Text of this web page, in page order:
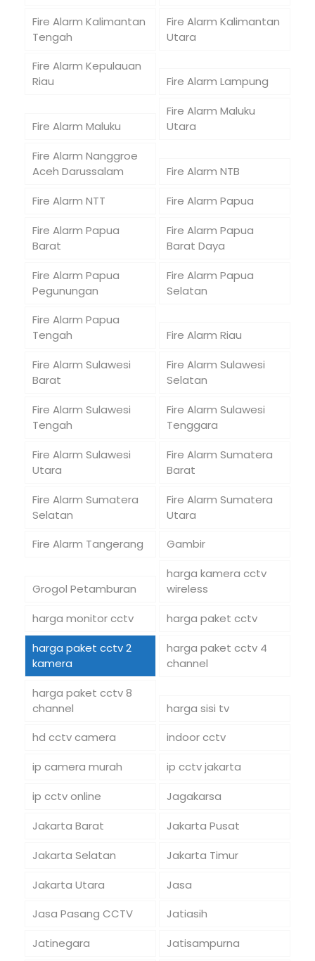
Fire Alarm Kalimantan
Tengah
Fire Alarm Kalimantan
Utara
Fire Alarm Kepulauan
Riau
Fire Alarm Lampung
Fire Alarm Maluku
Fire Alarm Maluku
Utara
Fire Alarm Nanggroe
Aceh Darussalam
Fire Alarm NTB
Fire Alarm NTT
Fire Alarm Papua
Fire Alarm Papua
Barat
Fire Alarm Papua
Barat Daya
Fire Alarm Papua
Pegunungan
Fire Alarm Papua
Selatan
Fire Alarm Papua
Tengah
Fire Alarm Riau
Fire Alarm Sulawesi
Barat
Fire Alarm Sulawesi
Selatan
Fire Alarm Sulawesi
Tengah
Fire Alarm Sulawesi
Tenggara
Fire Alarm Sulawesi
Utara
Fire Alarm Sumatera
Barat
Fire Alarm Sumatera
Selatan
Fire Alarm Sumatera
Utara
Fire Alarm Tangerang
Gambir
Grogol Petamburan
harga kamera cctv
wireless
harga monitor cctv
harga paket cctv
harga paket cctv 2
kamera
harga paket cctv 4
channel
harga paket cctv 8
channel
harga sisi tv
hd cctv camera
indoor cctv
ip camera murah
ip cctv jakarta
ip cctv online
Jagakarsa
Jakarta Barat
Jakarta Pusat
Jakarta Selatan
Jakarta Timur
Jakarta Utara
Jasa
Jasa Pasang CCTV
Jatiasih
Jatinegara
Jatisampurna